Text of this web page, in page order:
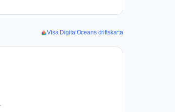
Visa DigitalOceans driftskarta